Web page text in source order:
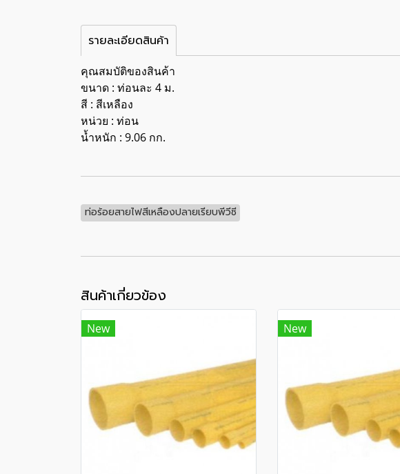
รายละเอียดสินค้า
คุณสมบัติของสินค้า
ขนาด : ท่อนละ 4 ม.
สี : สีเหลือง
หน่วย : ท่อน
น้ำหนัก : 9.06 กก.
ท่อร้อยสายไฟสีเหลืองปลายเรียบพีวีซี
สินค้าเกี่ยวข้อง
New New